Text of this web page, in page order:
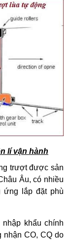
lí vận hành
trượt được sản
Âu, có nhiều
ứng lắp đặt phù
khẩu chính
nhận CO, CQ do